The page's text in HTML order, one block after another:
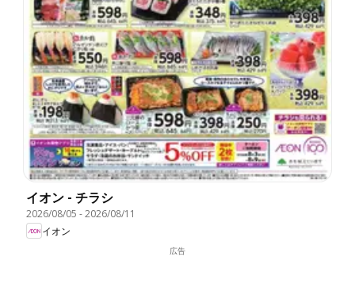
イオン - チラシ
2026/08/05 -2026/08/11
イオン
広告